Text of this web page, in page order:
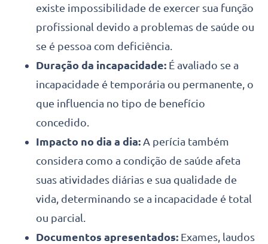
existe impossibilidade de exercer sua função
profissional devido a problemas de saúde ou
se é pessoa com deficiência.
Duração da incapacidade: É avaliado se a
incapacidade é temporária ou permanente, o
que influencia no tipo de benefício
concedido.
Impacto no dia a dia: A perícia também
considera como a condição de saúde afeta
suas atividades diárias e sua qualidade de
vida, determinando se a incapacidade é total
ou parcial.
Documentos apresentados: Exames, laudos